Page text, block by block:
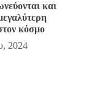
και
κόσμο
2024